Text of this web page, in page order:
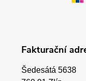
Fakturační
Šedesátá 5638